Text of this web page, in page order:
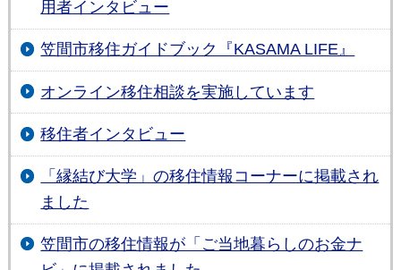
用者インタビュー
笠間市移住ガイドブック『KASAMA LIFE』
オンライン移住相談を実施しています
移住者インタビュー
「縁結び大学」の移住情報コーナーに掲載され
ました
笠間市の移住情報が「ご当地暮らしのお金ナ